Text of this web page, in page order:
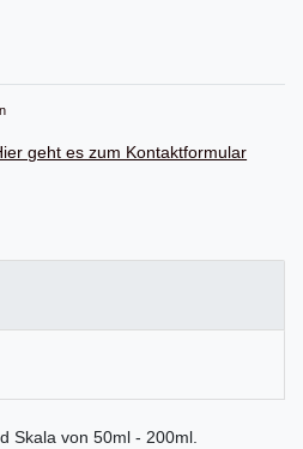
geht es zum Kontaktformular
Skala von 50ml - 200ml.